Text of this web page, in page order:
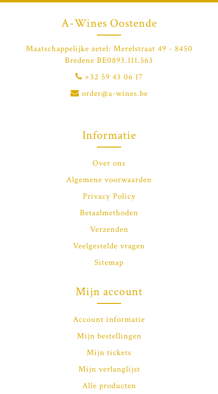
A-Wines Oostende
Maatschappelijke zetel: Merelstraat 49 - 8450
Bredene BE0893.111.563
+32 59 43 06 17
order@a-wines.be
Informatie
Over ons
Algemene voorwaarden
Privacy Policy
Betaalmethoden
Verzenden
Veelgestelde vragen
Sitemap
Mijn account
Account informatie
Mijn bestellingen
Mijn tickets
Mijn verlanglijst
Alle producten